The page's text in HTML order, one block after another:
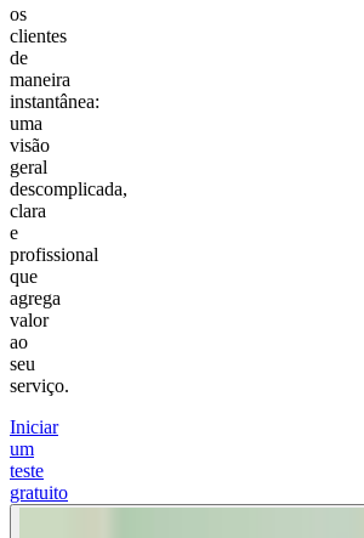
os
clientes
de
maneira
instantânea:
uma
visão
geral
descomplicada,
clara
e
profissional
que
agrega
valor
ao
seu
serviço.
Iniciar
um
teste
gratuito